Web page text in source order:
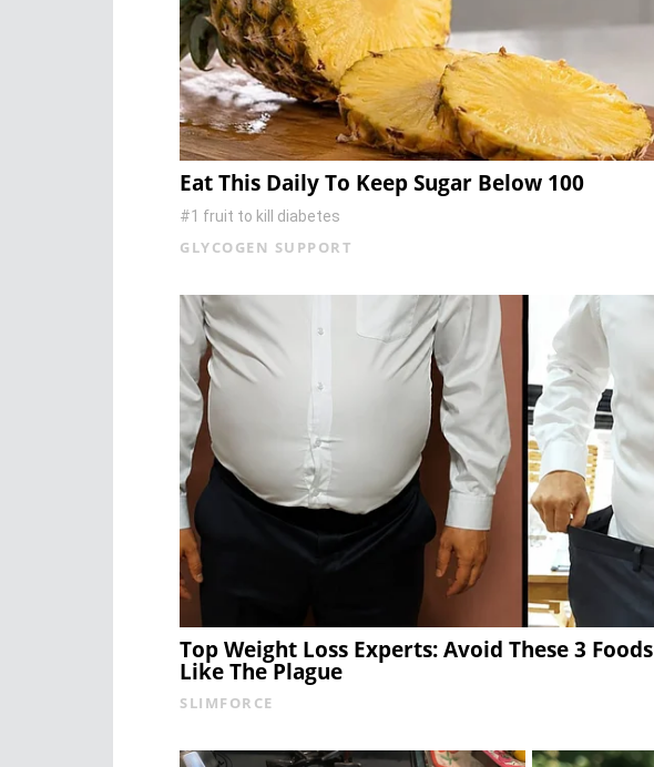
Eat This Daily To Keep Sugar Below 100
#1 fruit to kill diabetes
GLYCOGEN SUPPORT
Top Weight Loss Experts: Avoid These 3 Foods
Like The Plague
SLIMFORCE